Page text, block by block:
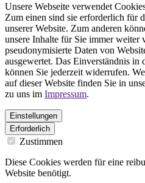
Unsere Webseite verwendet
Zum einen sind sie erforderlich für
unserer Website. Zum anderen
unsere Inhalte für Sie immer weiter
pseudonymisierte Daten von
ausgewertet. Das Einverständnis in
können Sie jederzeit widerrufen.
auf dieser Website finden Sie in
zu uns im Impressum.
Einstellungen
Erforderlich
Zustimmen
Diese Cookies werden für eine
Website benötigt.